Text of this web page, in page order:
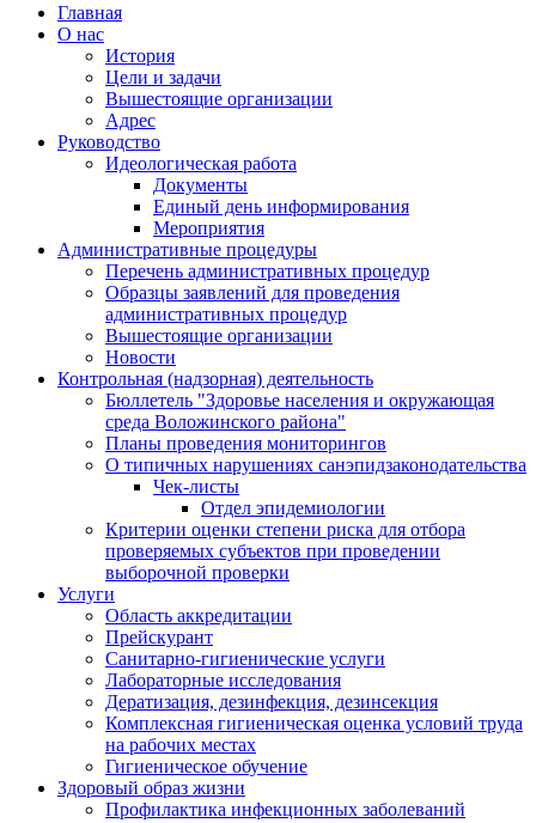
Главная
О нас
История
Цели и задачи
Вышестоящие организации
Адрес
Руководство
Идеологическая работа
Документы
Единый день информирования
Мероприятия
Административные процедуры
Перечень административных процедур
Образцы заявлений для проведения
административных процедур
Вышестоящие организации
Новости
Контрольная (надзорная) деятельность
Бюллетель "Здоровье населения и окружающая
среда Воложинского района"
Планы проведения мониторингов
О типичных нарушениях санэпидзаконодательства
Чек-листы
Отдел эпидемиологии
Критерии оценки степени риска для отбора
проверяемых субъектов при проведении
выборочной проверки
Услуги
Область аккредитации
Прейскурант
Санитарно-гигиенические услуги
Лабораторные исследования
Дератизация, дезинфекция, дезинсекция
Комплексная гигиеническая оценка условий труда
на рабочих местах
Гигиеническое обучение
Здоровый образ жизни
Профилактика инфекционных заболеваний